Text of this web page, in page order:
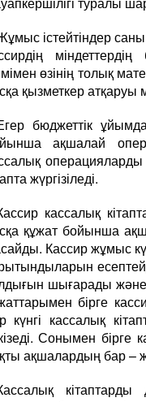
істейтіндер
өзінің толық
қызметкер атқаруы
бюджеттік
ақшалай
жүргізіледі.
кассалық
құжат бойынша
Кассир жұмыс
шығарады және
бірге
күнгі кассалық
Сонымен
ақшалардың бар –